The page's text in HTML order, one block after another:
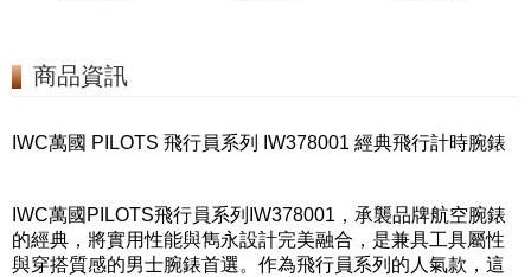
商品資訊
IWC萬國 PILOTS 飛行員系列 IW378001 經典飛行計時腕錶
IWC萬國PILOTS飛行員系列IW378001，承襲品牌航空腕錶
的經典，將實用性能與雋永設計完美融合，是兼具工具屬性
與穿搭質感的男士腕錶首選。作為飛行員系列的人氣款，這